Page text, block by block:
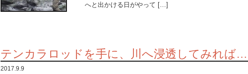
へと出かける日がやって […]
テンカラロッドを手に、川へ浸透してみれば
2017.9.9